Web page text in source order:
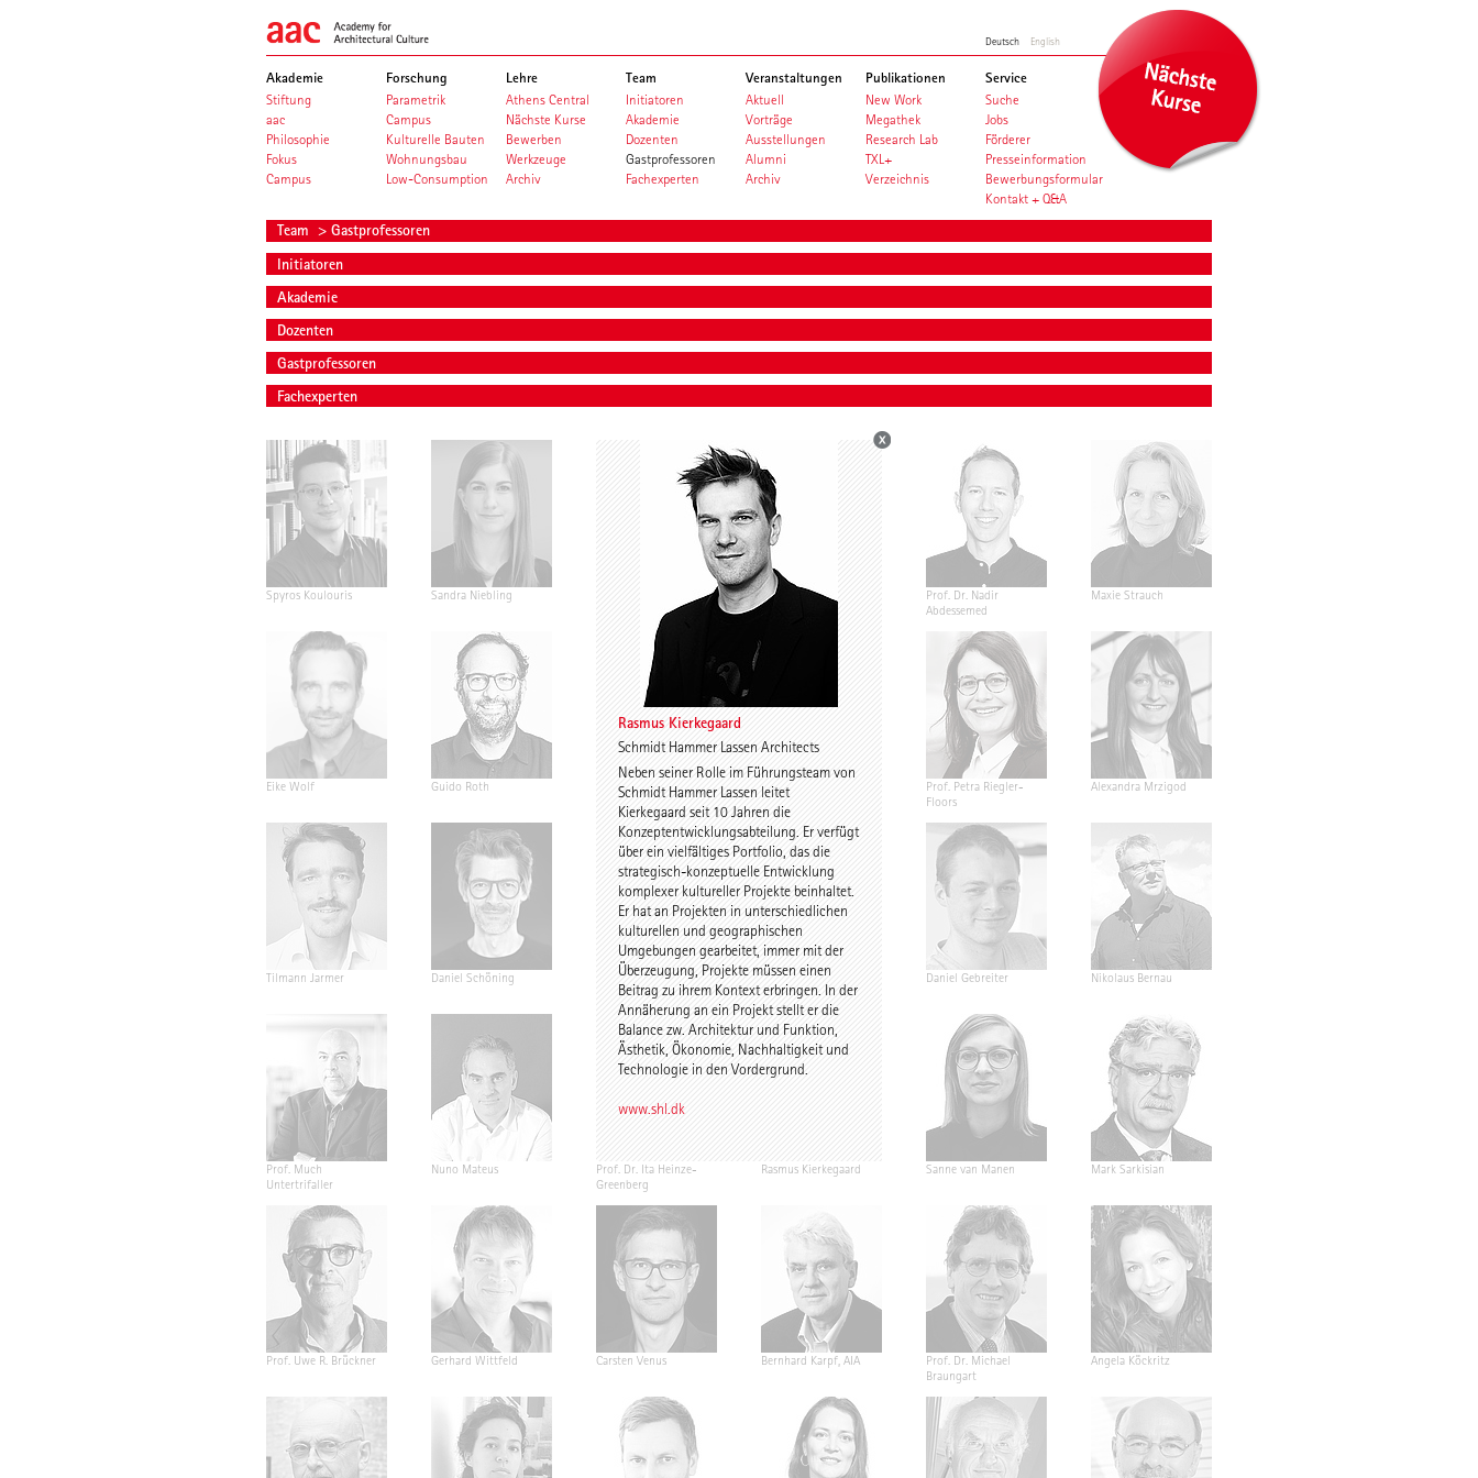
Deutsch English
Akademie
Stiftung
aac
Philosophie
Fokus
Campus
Forschung
Parametrik
Campus
Kulturelle Bauten
Wohnungsbau
Low-Consumption
Lehre
Athens Central
Nächste Kurse
Bewerben
Werkzeuge
Archiv
Team
Initiatoren
Akademie
Dozenten
Gastprofessoren
Fachexperten
Veranstaltungen
Aktuell
Vorträge
Ausstellungen
Alumni
Archiv
Publikationen
New Work
Megathek
Research Lab
TXL+
Verzeichnis
Service
Suche
Jobs
Förderer
Presseinformation
Bewerbungsformular
Kontakt + Q&A
Team > Gastprofessoren
Initiatoren
Akademie
Dozenten
Gastprofessoren
Fachexperten
Spyros Koulouris Sandra Niebling Prof. Urs Wedekind
Prof. Dr. Nadir
Abdessemed
Maxie Strauch
Eike Wolf Guido Roth Annekathrin Bake
Caroline Nachtigall-
Marten
Prof. Petra Riegler-
Floors
Alexandra Mrzigod
Tilmann Jarmer Daniel Schöning Birgit Gebhardt Antti Nousjoki Daniel Gebreiter Nikolaus Bernau
Prof. Much
Untertrifaller
Nuno Mateus
Prof. Dr. Ita Heinze-
Greenberg
Rasmus Kierkegaard
Rasmus Kierkegaard
Schmidt Hammer Lassen Architects
Neben seiner Rolle im Führungsteam von
Schmidt Hammer Lassen leitet
Kierkegaard seit 10 Jahren die
Konzeptentwicklungsabteilung. Er verfügt
über ein vielfältiges Portfolio, das die
strategisch-konzeptuelle Entwicklung
komplexer kultureller Projekte beinhaltet.
Er hat an Projekten in unterschiedlichen
kulturellen und geographischen
Umgebungen gearbeitet, immer mit der
Überzeugung, Projekte müssen einen
Beitrag zu ihrem Kontext erbringen. In der
Annäherung an ein Projekt stellt er die
Balance zw. Architektur und Funktion,
Ästhetik, Ökonomie, Nachhaltigkeit und
Technologie in den Vordergrund.
www.shl.dk
Sanne van Manen Mark Sarkisian
Prof. Uwe R. Brückner Gerhard Wittfeld Carsten Venus Bernhard Karpf, AIA
Prof. Dr. Michael
Braungart
Angela Köckritz